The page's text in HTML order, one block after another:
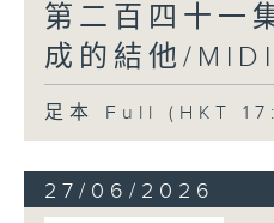
第二百四十一
成的結他/
足本 Full (HKT
27/06/2026